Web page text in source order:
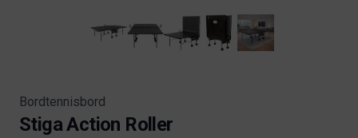
Bordtennisbord
Stiga Action Roller